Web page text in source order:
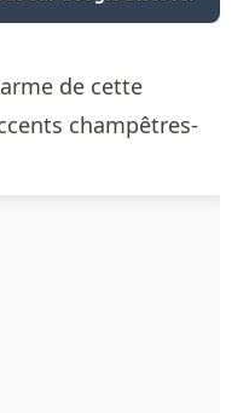
de cette
champêtres-